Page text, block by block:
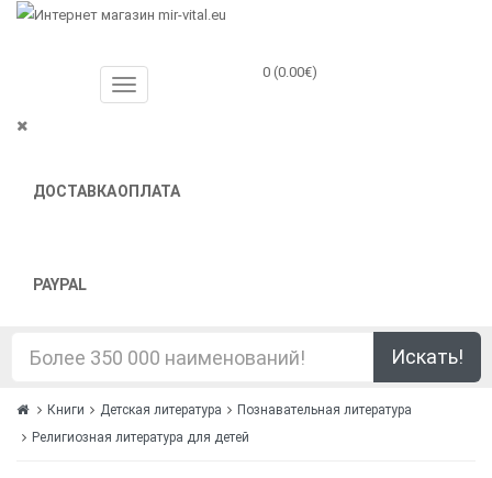
ДОСТАВКАОПЛАТА
PAYPAL
0 (0.00€)
Искать!
Книги Детская литература
Познавательная литература
Религиозная литература для детей